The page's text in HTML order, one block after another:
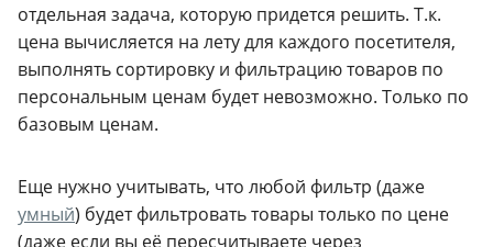
отдельная задача, которую придется решить. Т.к.
цена вычисляется на лету для каждого посетителя,
выполнять сортировку и фильтрацию товаров по
персональным ценам будет невозможно. Только по
базовым ценам.
Еще нужно учитывать, что любой фильтр (даже
умный) будет фильтровать товары только по цене
(даже если вы её пересчитываете через